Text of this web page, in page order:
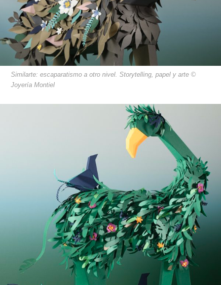
Similarte: escaparatismo a otro nivel. Storytelling, papel y arte ©
Joyería Montiel